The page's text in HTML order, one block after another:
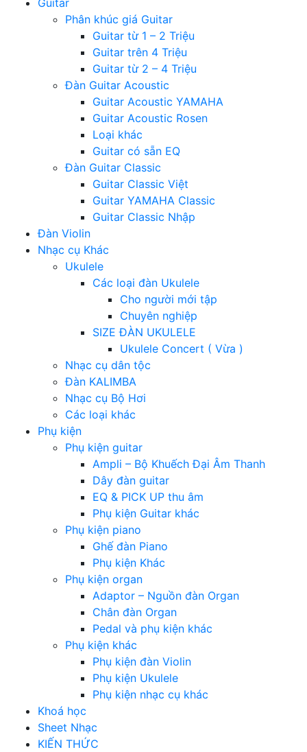
Guitar
Phân khúc giá Guitar
Guitar từ 1 – 2 Triệu
Guitar trên 4 Triệu
Guitar từ 2 – 4 Triệu
Đàn Guitar Acoustic
Guitar Acoustic YAMAHA
Guitar Acoustic Rosen
Loại khác
Guitar có sẵn EQ
Đàn Guitar Classic
Guitar Classic Việt
Guitar YAMAHA Classic
Guitar Classic Nhập
Đàn Violin
Nhạc cụ Khác
Ukulele
Các loại đàn Ukulele
Cho người mới tập
Chuyên nghiệp
SIZE ĐÀN UKULELE
Ukulele Concert ( Vừa )
Nhạc cụ dân tộc
Đàn KALIMBA
Nhạc cụ Bộ Hơi
Các loại khác
Phụ kiện
Phụ kiện guitar
Ampli – Bộ Khuếch Đại Âm Thanh
Dây đàn guitar
EQ & PICK UP thu âm
Phụ kiện Guitar khác
Phụ kiện piano
Ghế đàn Piano
Phụ kiện Khác
Phụ kiện organ
Adaptor – Nguồn đàn Organ
Chân đàn Organ
Pedal và phụ kiện khác
Phụ kiện khác
Phụ kiện đàn Violin
Phụ kiện Ukulele
Phụ kiện nhạc cụ khác
Khoá học
Sheet Nhạc
KIẾN THỨC